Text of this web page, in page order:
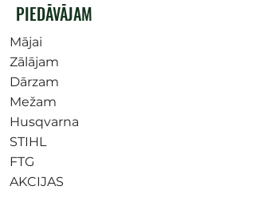
PIEDĀVĀJAM
Mājai
Zālājam
Dārzam
Mežam
Husqvarna
STIHL
FTG
AKCIJAS